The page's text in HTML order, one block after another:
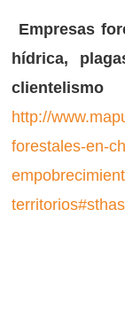
Empresas
hídrica,
http://
forestales-en-